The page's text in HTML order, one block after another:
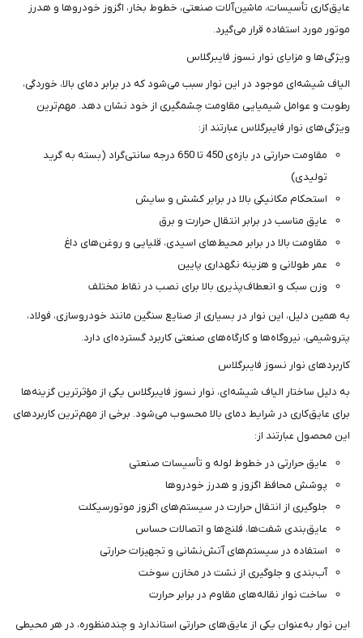
عایق‌کاری تأسیسات، ماشین‌آلات صنعتی، خطوط بخار، اگزوز خودروها و هدرز
موتور مورد استفاده قرار می‌گیرد.
ویژگی‌ها و مزایای نوار نسوز فایبرگلاس
الیاف شیشه‌ای موجود در این نوار سبب می‌شود که در برابر دمای بالا، خوردگی،
رطوبت و عوامل شیمیایی مقاومت چشمگیری از خود نشان دهد. مهم‌ترین
ویژگی‌های نوار فایبرگلاس عبارتند از:
مقاومت حرارتی در بازه‌ی 450 تا 650 درجه سانتی‌گراد (بسته به گرید
تولیدی)
استحکام مکانیکی بالا در برابر کشش و سایش
عایق مناسب در برابر انتقال حرارت و برق
مقاومت بالا در برابر محیط‌های اسیدی، قلیایی و روغن‌های داغ
عمر طولانی و هزینه نگهداری پایین
وزن سبک و انعطاف‌پذیری بالا برای نصب در نقاط مختلف
به همین دلیل، این نوار در بسیاری از صنایع سنگین مانند خودروسازی، فولاد،
پتروشیمی، نیروگاه‌ها و کارگاه‌های صنعتی کاربرد گسترده‌ای دارد.
کاربردهای نوار نسوز فایبرگلاس
به دلیل ساختار الیاف شیشه‌ای، نوار نسوز فایبرگلاس یکی از مؤثرترین گزینه‌ها
برای عایق‌کاری در شرایط دمای بالا محسوب می‌شود. برخی از مهم‌ترین کاربردهای
این محصول عبارتند از:
عایق حرارتی در خطوط لوله و تأسیسات صنعتی
پوشش محافظ اگزوز و هدرز خودروها
جلوگیری از انتقال حرارت در سیستم‌های اگزوز موتورسیکلت
عایق‌بندی شفت‌ها، فلنج‌ها و اتصالات حساس
استفاده در سیستم‌های آتش‌نشانی و تجهیزات حرارتی
آب‌بندی و جلوگیری از نشت در مخازن سوخت
ساخت نوار نقاله‌های مقاوم در برابر حرارت
این نوار به‌عنوان یکی از عایق‌های حرارتی استاندارد و چندمنظوره، در هر محیطی